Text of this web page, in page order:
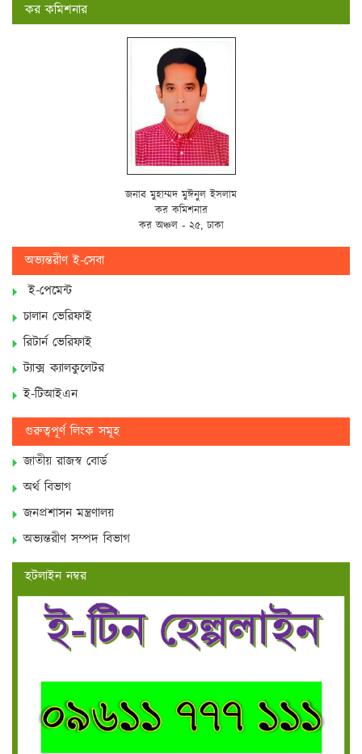
কর কমিশনার
জনাব মুহাম্মদ মুঈনুল ইসলাম
কর কমিশনার
কর অঞ্চল - ২৫, ঢাকা
অভ্যন্তরীণ ই-সেবা
ই-পেমেন্ট
চালান ভেরিফাই
রিটার্ন ভেরিফাই
ট্যাক্স ক্যালকুলেটর
ই-টিআইএন
গুরুত্বপূর্ণ লিংক সমূহ
জাতীয় রাজস্ব বোর্ড
অর্থ বিভাগ
জনপ্রশাসন মন্ত্রণালয়
অভ্যন্তরীণ সম্পদ বিভাগ
হটলাইন নম্বর